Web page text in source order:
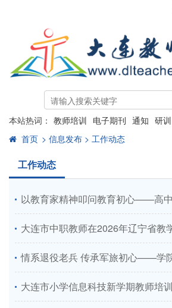
本站热词： 教师培训 电子期刊 通知 研训
首页 > 信息发布 > 工作动态
工作动态